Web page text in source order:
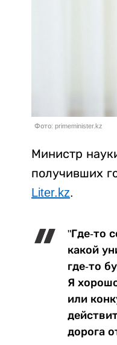
Фото: primeminister.kz
Министр
получивших
Liter.kz.
"Где-то
какой
где-то
Я
или
дорога